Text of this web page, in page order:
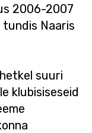
2006-2007
tundis Naaris
suuri
klubisiseseid